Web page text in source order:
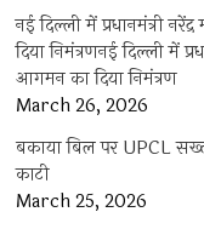
नई दिल्ली में प्रधानमंत्री
दिया निमंत्रणनई दिल्ली में
आगमन का दिया निमंत्रण
March 26, 2026
बकाया बिल पर UPCL
काटी
March 25, 2026